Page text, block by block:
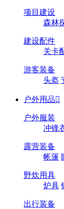
项目建设
森林
建设配件
关卡
游客装备
头盔
户外用品
户外服装
冲锋
露营装备
帐篷
野炊用具
炉具
出行装备